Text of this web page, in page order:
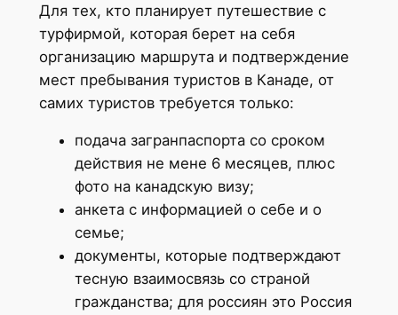
Для тех, кто планирует путешествие с
турфирмой, которая берет на себя
организацию маршрута и подтверждение
мест пребывания туристов в Канаде, от
самих туристов требуется только:
подача загранпаспорта со сроком
действия не мене 6 месяцев, плюс
фото на канадскую визу;
анкета с информацией о себе и о
семье;
документы, которые подтверждают
тесную взаимосвязь со страной
гражданства; для россиян это Россия